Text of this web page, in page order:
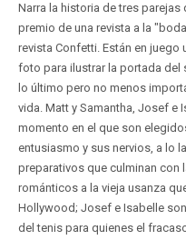
Narra la historia de tres
premio de una revista a la
revista Confetti. Están en juego
foto para ilustrar la portada del
lo último pero no menos
vida. Matt y Samantha, Josef e
momento en el que son
entusiasmo y sus nervios, a lo
preparativos que culminan con
románticos a la vieja usanza
Hollywood; Josef e Isabelle
del tenis para quienes el